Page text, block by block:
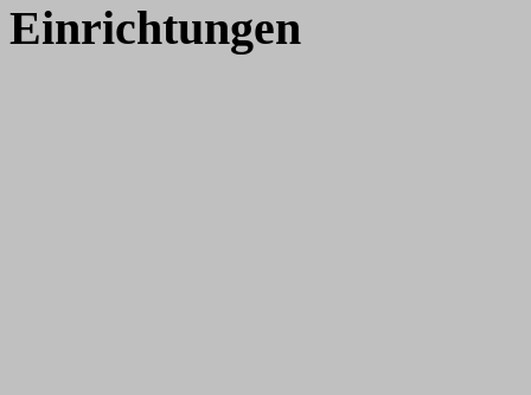
Einrichtungen